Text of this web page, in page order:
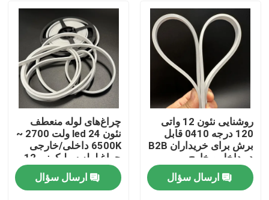
خانه
روشنایی نئون 12 واتی
120 درجه 0410 قابل
برش برای خریداران B2B
در داخل و خارج
ارسال سؤال
چراغ‌های لوله منعطف
نئون led 24 ولت 2700 ~
6500K داخلی/خارجی
چراغ لوله سیلیکونی 12
واتی IP65
ارسال سؤال